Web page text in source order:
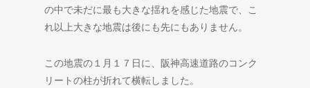
の中で未だに最も大きな揺れを感じた地震で、こ
れ以上大きな地震は後にも先にもありません。
この地震の１月１７日に、阪神高速道路のコンク
リートの柱が折れて横転しました。